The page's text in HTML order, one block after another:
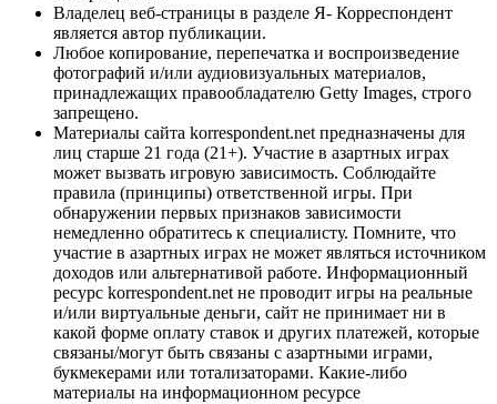
Владелец веб-страницы в разделе Я- Корреспондент
является автор публикации.
Любое копирование, перепечатка и воспроизведение
фотографий и/или аудиовизуальных материалов,
принадлежащих правообладателю Getty Images, строго
запрещено.
Материалы сайта korrespondent.net предназначены для
лиц старше 21 года (21+). Участие в азартных играх
может вызвать игровую зависимость. Соблюдайте
правила (принципы) ответственной игры. При
обнаружении первых признаков зависимости
немедленно обратитесь к специалисту. Помните, что
участие в азартных играх не может являться источником
доходов или альтернативой работе. Информационный
ресурс korrespondent.net не проводит игры на реальные
и/или виртуальные деньги, сайт не принимает ни в
какой форме оплату ставок и других платежей, которые
связаны/могут быть связаны с азартными играми,
букмекерами или тотализаторами. Какие-либо
материалы на информационном ресурсе